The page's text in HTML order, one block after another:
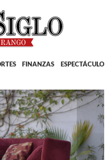
FINANZAS ESPECTÁCULOS